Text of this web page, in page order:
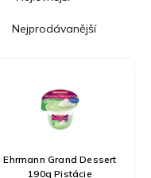
Nejprodávanější
Ehrmann Grand Dessert
190g Pistácie